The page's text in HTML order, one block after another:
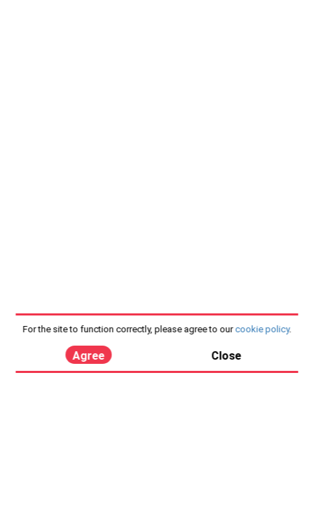
For the site to function correctly, please agree to our cookie policy.
Agree Close